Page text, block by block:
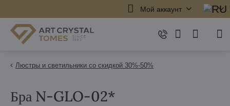
Мой аккаунт
Люстры и светильники со скидкой 30%-50%
Бра N-GLO-02*